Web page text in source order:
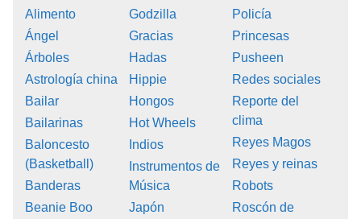
Alimento
Ángel
Árboles
Astrología china
Bailar
Bailarinas
Baloncesto
(Basketball)
Banderas
Beanie Boo
Godzilla
Gracias
Hadas
Hippie
Hongos
Hot Wheels
Indios
Instrumentos de
Música
Japón
Policía
Princesas
Pusheen
Redes sociales
Reporte del
clima
Reyes Magos
Reyes y reinas
Robots
Roscón de